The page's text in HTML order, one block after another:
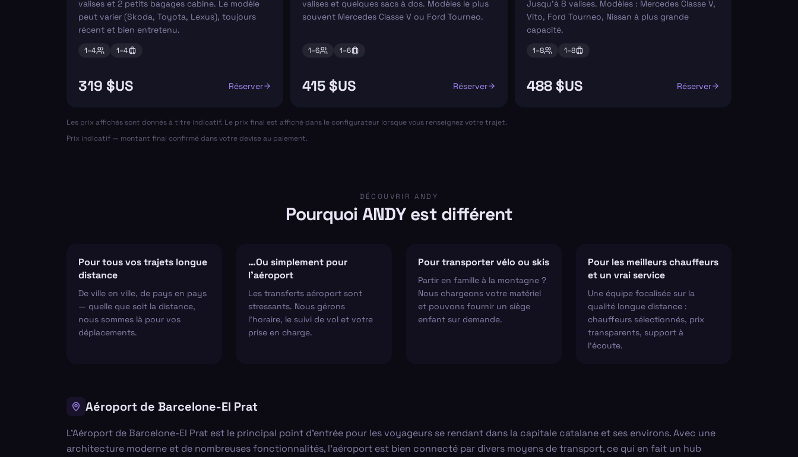
valises et 2 petits bagages cabine. Le modèle
peut varier (Skoda, Toyota, Lexus), toujours
récent et bien entretenu.
1–4 1–4
319 $US Réserver
valises et quelques sacs à dos. Modèles le plus
souvent Mercedes Classe V ou Ford Tourneo.
1–6 1–6
415 $US Réserver
Jusqu'à 8 valises. Modèles : Mercedes Classe V,
Vito, Ford Tourneo, Nissan à plus grande
capacité.
1–8 1–8
488 $US Réserver
Les prix affichés sont donnés à titre indicatif. Le prix final est affiché dans le configurateur lorsque vous renseignez votre trajet.
Prix indicatif — montant final confirmé dans votre devise au paiement.
DÉCOUVRIR ANDY
Pourquoi ANDY est différent
Pour tous vos trajets longue
distance
De ville en ville, de pays en pays
— quelle que soit la distance,
nous sommes là pour vos
déplacements.
…Ou simplement pour
l'aéroport
Les transferts aéroport sont
stressants. Nous gérons
l'horaire, le suivi de vol et votre
prise en charge.
Pour transporter vélo ou skis
Partir en famille à la montagne ?
Nous chargeons votre matériel
et pouvons fournir un siège
enfant sur demande.
Pour les meilleurs chauffeurs
et un vrai service
Une équipe focalisée sur la
qualité longue distance :
chauffeurs sélectionnés, prix
transparents, support à
l'écoute.
Aéroport de Barcelone-El Prat
L’Aéroport de Barcelone-El Prat est le principal point d'entrée pour les voyageurs se rendant dans la capitale catalane et ses environs. Avec une
architecture moderne et de nombreuses fonctionnalités, l'aéroport est bien connecté par divers moyens de transport, ce qui en fait un hub